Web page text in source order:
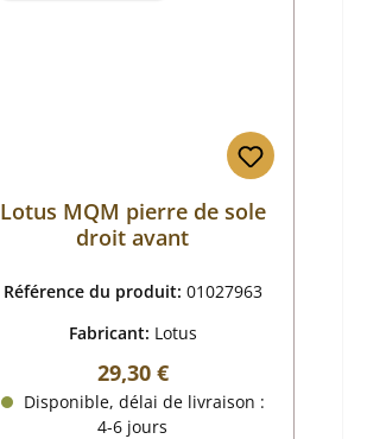
Lotus MQM pierre de sole
droit avant
Référence du produit: 01027963
Fabricant: Lotus
Prix régulier :
29,30 €
Disponible, délai de livraison :
4-6 jours